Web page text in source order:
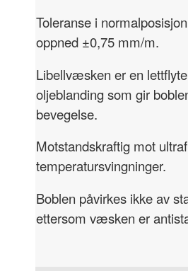
Toleranse i
oppned ±0,75 mm/m.
Libellvæsken er en
oljeblanding som gir
bevegelse.
Motstandskraftig mot
temperatursvingninger.
Boblen påvirkes ikke av
ettersom væsken er